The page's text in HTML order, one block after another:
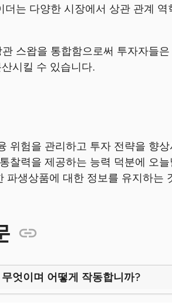
더는 다양한 시장에서 상관 관계
관 스왑을 통합함으로써 투자자들
시킬 수 있습니다.
위험을 관리하고 투자 전략을 향
찰력을 제공하는 능력 덕분에 오
파생상품에 대한 정보를 유지하
엇이며 어떻게 작동합니까?